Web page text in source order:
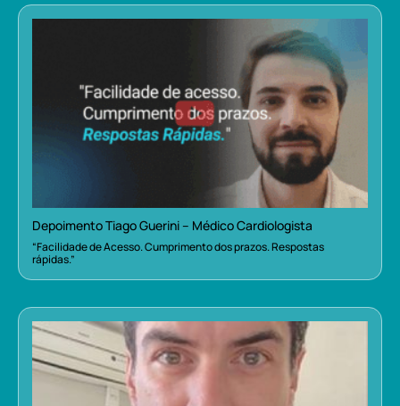
Depoimento Tiago Guerini – Médico Cardiologista
“Facilidade de Acesso. Cumprimento dos prazos. Respostas
rápidas.”